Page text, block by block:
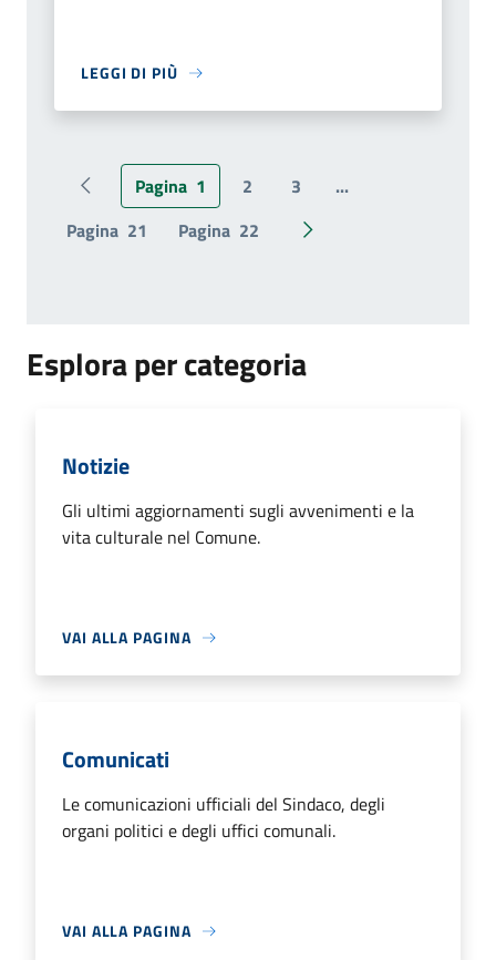
LEGGI DI PIÙ
Pagina precedente
Pagina 1 2 3
...
Pagina 21 Pagina 22 Pagina successiva
Esplora per categoria
Notizie
Gli ultimi aggiornamenti sugli avvenimenti e la
vita culturale nel Comune.
VAI ALLA PAGINA
Comunicati
Le comunicazioni ufficiali del Sindaco, degli
organi politici e degli uffici comunali.
VAI ALLA PAGINA